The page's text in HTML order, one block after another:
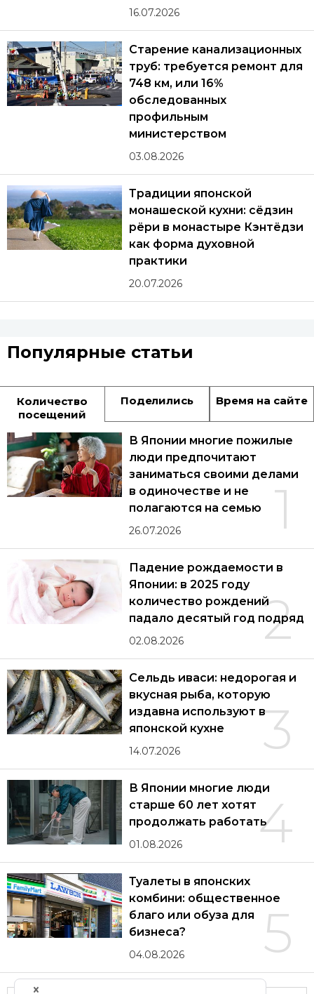
16.07.2026
Старение канализационных
труб: требуется ремонт для
748 км, или 16%
обследованных
профильным
министерством
03.08.2026
Традиции японской
монашеской кухни: сёдзин
рёри в монастыре Кэнтёдзи
как форма духовной
практики
20.07.2026
Популярные статьи
Количество
посещений
Поделились Время на сайте
1
В Японии многие пожилые
люди предпочитают
заниматься своими делами
в одиночестве и не
полагаются на семью
26.07.2026
2
Падение рождаемости в
Японии: в 2025 году
количество рождений
падало десятый год подряд
02.08.2026
3
Сельдь иваси: недорогая и
вкусная рыба, которую
издавна используют в
японской кухне
14.07.2026
4
В Японии многие люди
старше 60 лет хотят
продолжать работать
01.08.2026
5
Туалеты в японских
комбини: общественное
благо или обуза для
бизнеса?
04.08.2026